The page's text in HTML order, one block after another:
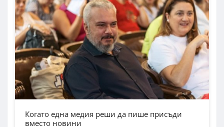
Когато една медия реши да пише присъди
вместо новини